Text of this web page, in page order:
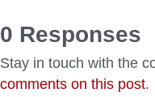
0 Responses
Stay in touch with the
comments on this post.